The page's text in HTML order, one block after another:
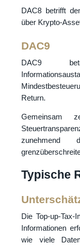
DAC8 betrifft
über Krypto-
DAC9
DAC9
Return.
Gemeinsam
zunehmend
Typische
Die Top-up-Tax-
Informationen
wie viele